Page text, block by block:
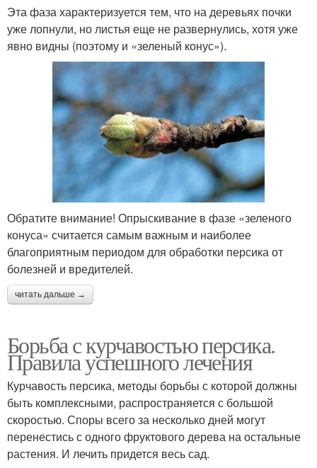
Эта фаза характеризуется тем, что на деревьях почки
уже лопнули, но листья еще не развернулись, хотя уже
явно видны (поэтому и «зеленый конус»).
Обратите внимание! Опрыскивание в фазе «зеленого
конуса» считается самым важным и наиболее
благоприятным периодом для обработки персика от
болезней и вредителей.
читать дальше →
Борьба с курчавостью персика.
Правила успешного лечения
Курчавость персика, методы борьбы с которой должны
быть комплексными, распространяется с большой
скоростью. Споры всего за несколько дней могут
перенестись с одного фруктового дерева на остальные
растения. И лечить придется весь сад.